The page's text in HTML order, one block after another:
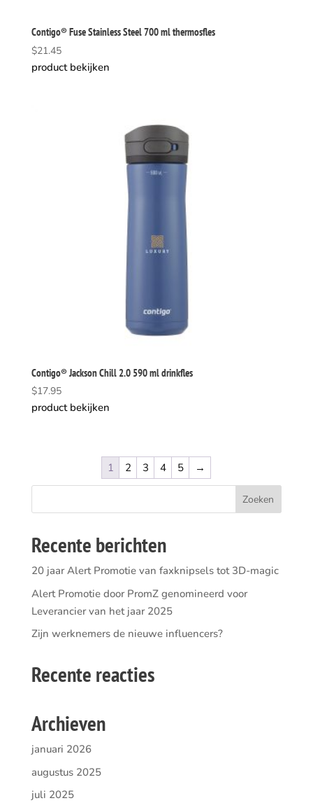
Contigo® Fuse Stainless Steel 700 ml thermosfles
$21.45
product bekijken
Contigo® Jackson Chill 2.0 590 ml drinkfles
$17.95
product bekijken
1 2 3 4 5 →
Recente berichten
20 jaar Alert Promotie van faxknipsels tot 3D-magic
Alert Promotie door PromZ genomineerd voor
Leverancier van het jaar 2025
Zijn werknemers de nieuwe influencers?
Recente reacties
Archieven
januari 2026
augustus 2025
juli 2025